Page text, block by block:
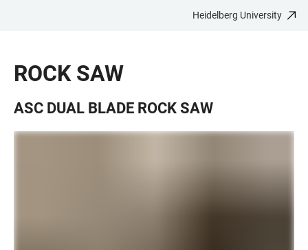
CONTENT
Heidelberg University
ROCK SAW
ASC DUAL BLADE ROCK SAW